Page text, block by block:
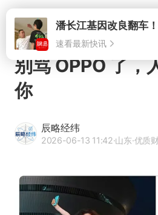
速看最新快讯
别骂 OPPO 了，
你
辰略经纬
2026-06-13 11:42·山东·优质财